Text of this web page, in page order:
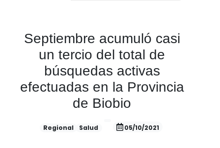
Septiembre acumuló casi
un tercio del total de
búsquedas activas
efectuadas en la Provincia
de Biobio
Regional Salud 05/10/2021